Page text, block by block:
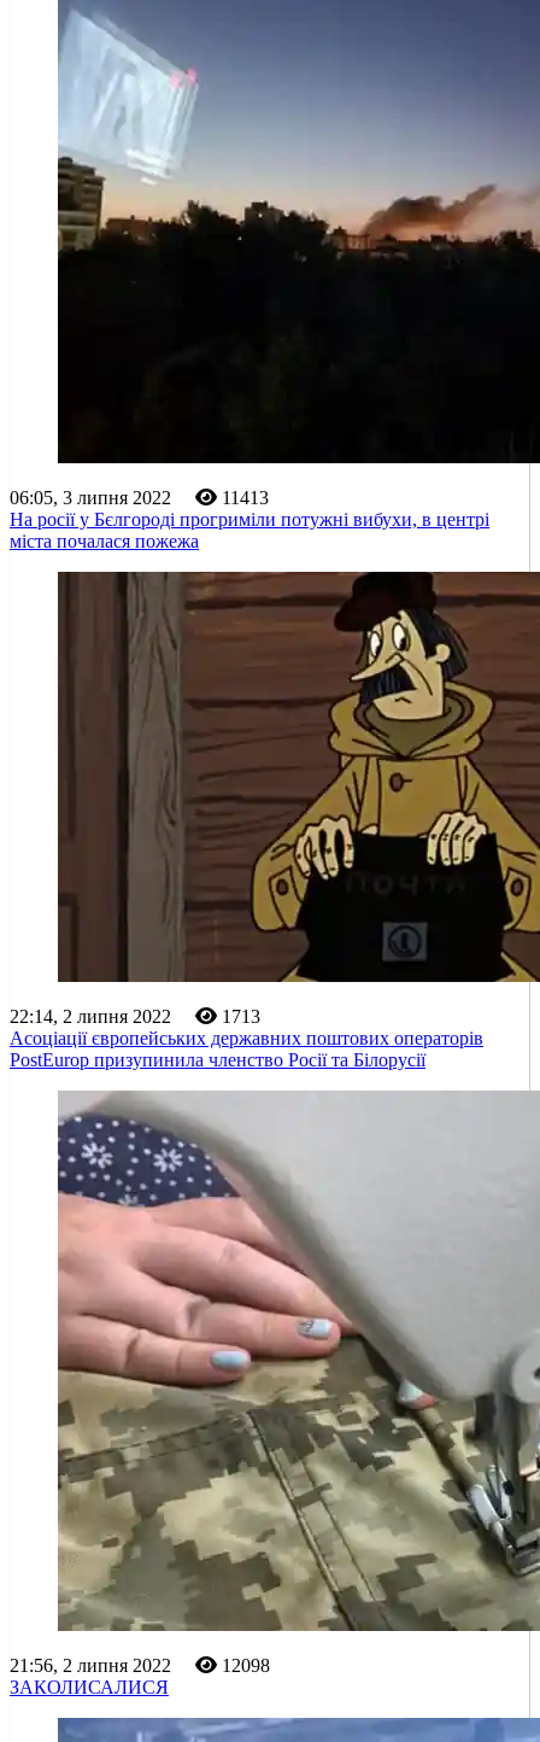
06:05, 3 липня 2022
11413
На росії у Бєлгороді прогриміли потужні вибухи, в центрі
міста почалася пожежа
22:14, 2 липня 2022
1713
Асоціації європейських державних поштових операторів
PostEurop призупинила членство Росії та Білорусії
21:56, 2 липня 2022
12098
ЗАКОЛИСАЛИСЯ